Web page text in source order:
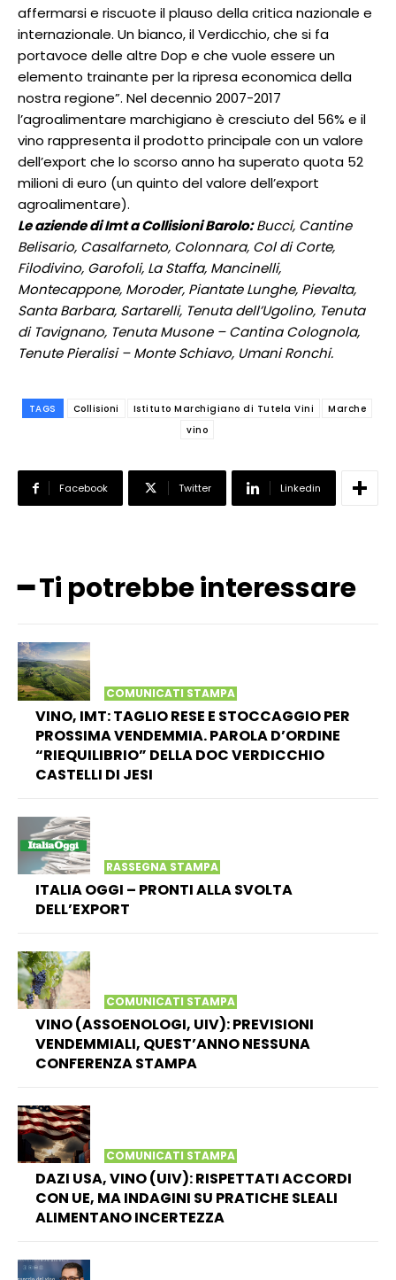
affermarsi e riscuote il plauso della critica nazionale e
internazionale. Un bianco, il Verdicchio, che si fa
portavoce delle altre Dop e che vuole essere un
elemento trainante per la ripresa economica della
nostra regione”. Nel decennio 2007-2017
l’agroalimentare marchigiano è cresciuto del 56% e il
vino rappresenta il prodotto principale con un valore
dell’export che lo scorso anno ha superato quota 52
milioni di euro (un quinto del valore dell’export
agroalimentare).
Le aziende di Imt a Collisioni Barolo:Bucci, Cantine
Belisario, Casalfarneto, Colonnara, Col di Corte,
Filodivino, Garofoli, La Staffa, Mancinelli,
Montecappone, Moroder, Piantate Lunghe, Pievalta,
Santa Barbara, Sartarelli, Tenuta dell’Ugolino, Tenuta
di Tavignano, Tenuta Musone – Cantina Colognola,
Tenute Pieralisi – Monte Schiavo, Umani Ronchi.
TAGS Collisioni Istituto Marchigiano di Tutela Vini
Marche
vino
Facebook Twitter Linkedin
━ Ti potrebbe interessare
COMUNICATI STAMPA
VINO, IMT: TAGLIO RESE E STOCCAGGIO PER
PROSSIMA VENDEMMIA. PAROLA D’ORDINE
“RIEQUILIBRIO” DELLA DOC VERDICCHIO
CASTELLI DI JESI
RASSEGNA STAMPA
ITALIA OGGI – PRONTI ALLA SVOLTA
DELL’EXPORT
COMUNICATI STAMPA
VINO (ASSOENOLOGI, UIV): PREVISIONI
VENDEMMIALI, QUEST’ANNO NESSUNA
CONFERENZA STAMPA
COMUNICATI STAMPA
DAZI USA, VINO (UIV): RISPETTATI ACCORDI
CON UE, MA INDAGINI SU PRATICHE SLEALI
ALIMENTANO INCERTEZZA